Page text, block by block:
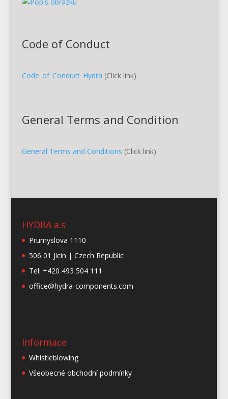
Code of Conduct
Code_of_Conduct_Hydra (Click link)
General Terms and Condition
General Terms and Conditions (Click link)
HYDRA a.s
Prumyslova 1110
506 01 Jicin | Czech Republic
Tel: +420 493 504 111
office@hydra-components.com
Informace
Whistleblowing
Všeobecné obchodní podmínky